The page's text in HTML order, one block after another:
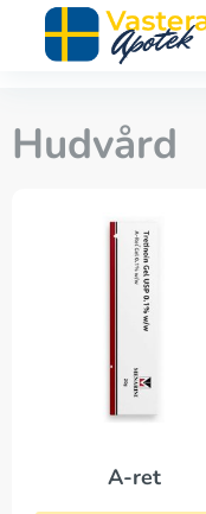
Hudvård
A-ret